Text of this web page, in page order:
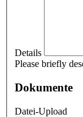
Details
Please briefly
Dokumente
Datei-Upload